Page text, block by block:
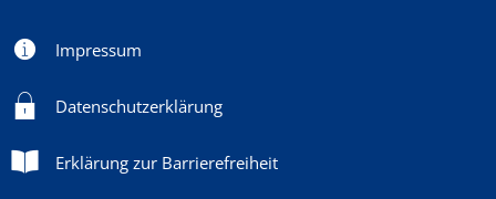
Impressum
Datenschutzerklärung
Erklärung zur Barrierefreiheit